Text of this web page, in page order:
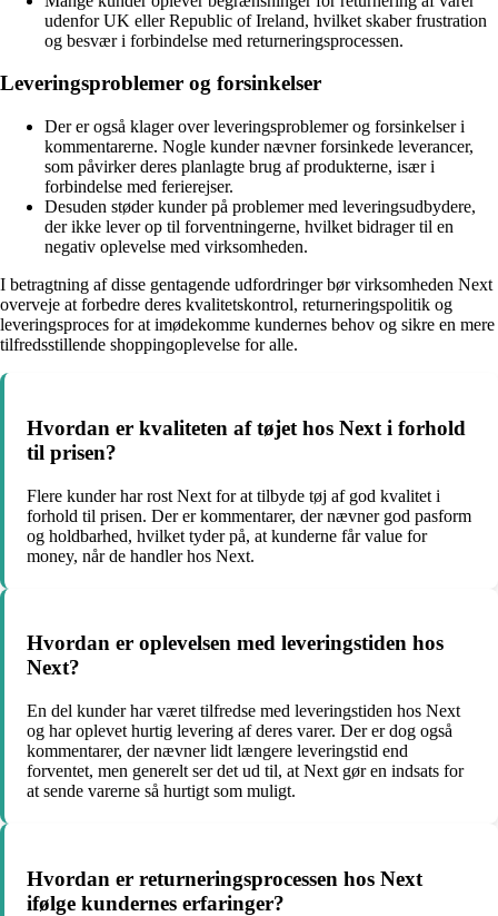
udenfor UK eller Republic of Ireland, hvilket skaber frustration
og besvær i forbindelse med returneringsprocessen.
Leveringsproblemer og forsinkelser
Der er også klager over leveringsproblemer og forsinkelser i
kommentarerne. Nogle kunder nævner forsinkede leverancer,
som påvirker deres planlagte brug af produkterne, især i
forbindelse med ferierejser.
Desuden støder kunder på problemer med leveringsudbydere,
der ikke lever op til forventningerne, hvilket bidrager til en
negativ oplevelse med virksomheden.
I betragtning af disse gentagende udfordringer bør virksomheden Next
overveje at forbedre deres kvalitetskontrol, returneringspolitik og
leveringsproces for at imødekomme kundernes behov og sikre en mere
tilfredsstillende shoppingoplevelse for alle.
Hvordan er kvaliteten af tøjet hos Next i forhold
til prisen?
Flere kunder har rost Next for at tilbyde tøj af god kvalitet i
forhold til prisen. Der er kommentarer, der nævner god pasform
og holdbarhed, hvilket tyder på, at kunderne får value for
money, når de handler hos Next.
Hvordan er oplevelsen med leveringstiden hos
Next?
En del kunder har været tilfredse med leveringstiden hos Next
og har oplevet hurtig levering af deres varer. Der er dog også
kommentarer, der nævner lidt længere leveringstid end
forventet, men generelt ser det ud til, at Next gør en indsats for
at sende varerne så hurtigt som muligt.
Hvordan er returneringsprocessen hos Next
ifølge kundernes erfaringer?